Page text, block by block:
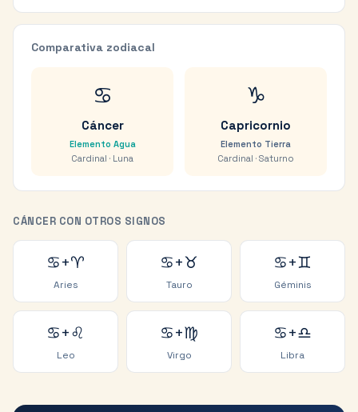
Comparativa zodiacal
♋
Cáncer
Elemento Agua
Cardinal · Luna
♑
Capricornio
Elemento Tierra
Cardinal · Saturno
CÁNCER CON OTROS SIGNOS
♋+♈
Aries
♋+♉
Tauro
♋+♊
Géminis
♋+♌
Leo
♋+♍
Virgo
♋+♎
Libra